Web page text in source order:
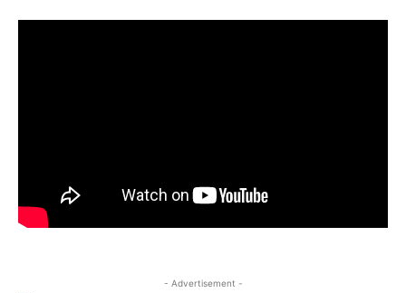
- Advertisement -